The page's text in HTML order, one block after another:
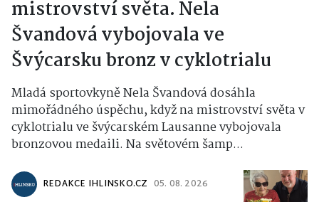
mistrovství světa. Nela
Švandová vybojovala ve
Švýcarsku bronz v cyklotrialu
Mladá sportovkyně Nela Švandová dosáhla
mimořádného úspěchu, když na mistrovství světa v
cyklotrialu ve švýcarském Lausanne vybojovala
bronzovou medaili. Na světovém šamp...
REDAKCE IHLINSKO.CZ 05. 08. 2026